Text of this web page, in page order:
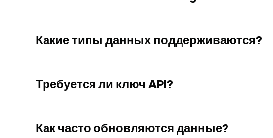
Какие типы данных поддерживаются?
Требуется ли ключ API?
Как часто обновляются данные?